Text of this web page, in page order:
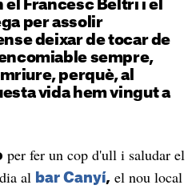
el Francesc Beltri i el
per assolir
deixar de tocar de
sempre,
perquè, al
vida hem vingut a
per fer un cop d'ull i saludar el
al bar Canyí, el nou local